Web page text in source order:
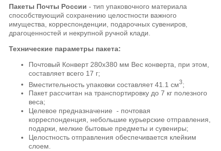
Пакеты Почты России - тип упаковочного материала
способствующий сохранению целостности важного
имущества, корреспонденции, подарочных сувениров,
драгоценностей и некрупной ручной клади.
Технические параметры пакета:
Почтовый Конверт 280х380 мм Вес конверта, при этом,
составляет всего 17 г;
Вместительность упаковки составляет 41.1 см3;
Пакет рассчитан на транспортировку до 7 кг полезного
веса;
Целевое предназначение - почтовая
корреспонденция, небольшие курьерские отправления,
подарки, мелкие бытовые предметы и сувениры;
Целостность отправления обеспечивается клейким
слоем.